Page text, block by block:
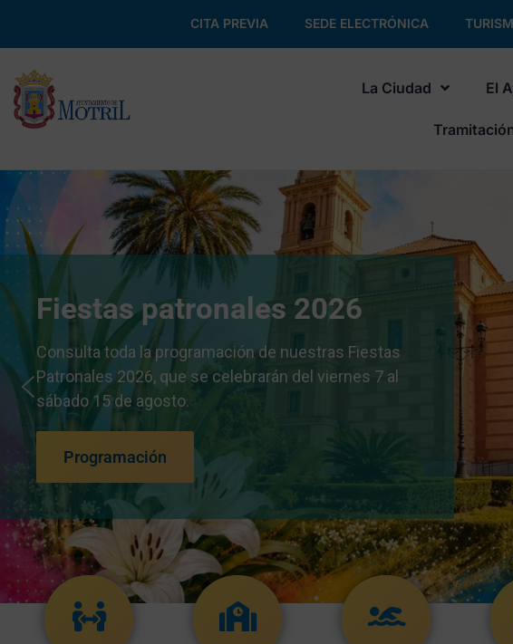
CITA PREVIA SEDE ELECTRÓNICA
La Ciudad El
Fiestas patronales 2026
Consulta toda la programación de nuestras Fiestas
Patronales 2026, que se celebrarán del viernes 7 al
sábado 15 de agosto.
Programación